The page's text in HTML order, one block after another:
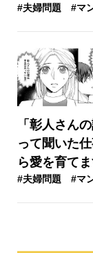
#夫婦問題 #マ
「彰人さん
って聞いた
ら愛を育てま
#夫婦問題 #マ